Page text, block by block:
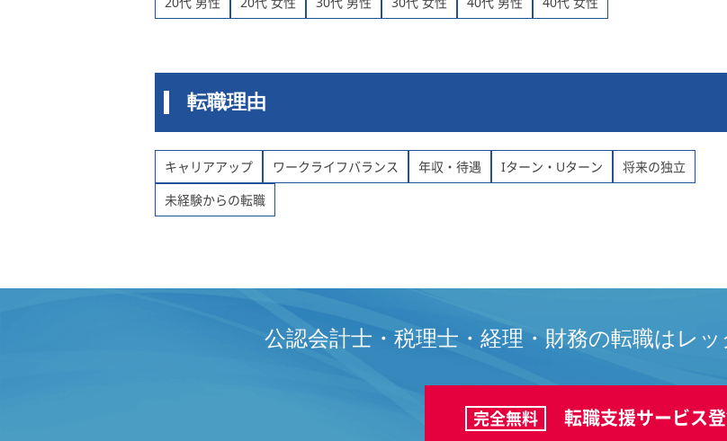
転職理由
キャリアアップ ワークライフバランス 年収・待遇 Iターン・Uターン
将来の独立
未経験からの転職
公認会計士・税理士・経理・財務の転職は レ
完全無料 転職支援サービス